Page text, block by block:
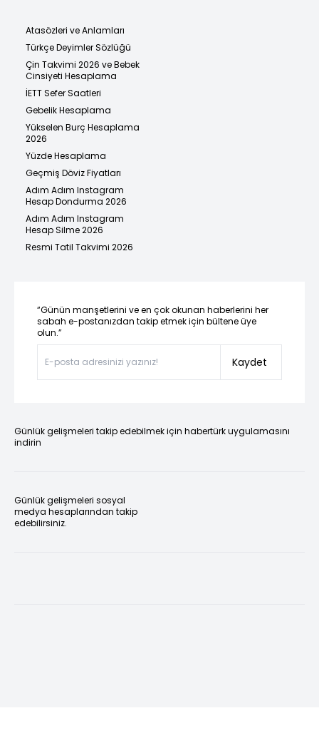
Atasözleri ve Anlamları
Türkçe Deyimler Sözlüğü
Çin Takvimi 2026 ve Bebek
Cinsiyeti Hesaplama
İETT Sefer Saatleri
Gebelik Hesaplama
Yükselen Burç Hesaplama
2026
Yüzde Hesaplama
Geçmiş Döviz Fiyatları
Adım Adım Instagram
Hesap Dondurma 2026
Adım Adım Instagram
Hesap Silme 2026
Resmi Tatil Takvimi 2026
“Günün manşetlerini ve en çok okunan haberlerini her
sabah e-postanızdan takip etmek için bültene üye
olun.”
Kaydet
Günlük gelişmeleri takip edebilmek için habertürk uygulamasını
indirin
Günlük gelişmeleri sosyal
medya hesaplarından takip
edebilirsiniz.